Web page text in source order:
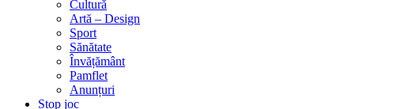
Cultură
Artă – Design
Sport
Sănătate
Învățământ
Pamflet
Anunțuri
Stop joc